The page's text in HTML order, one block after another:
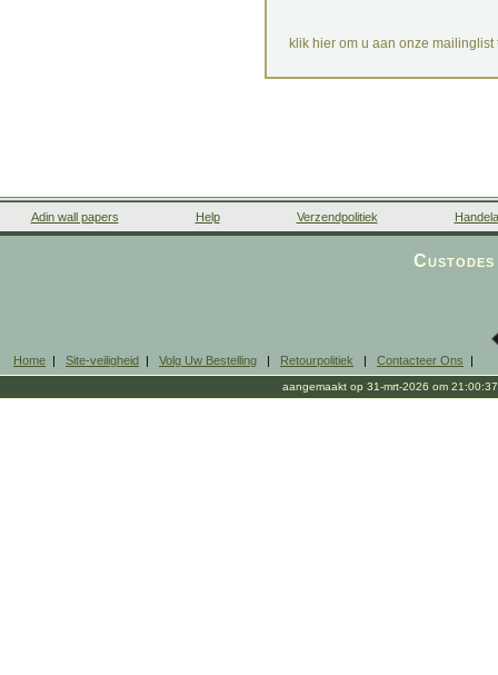
klik hier om u aan onze mailinglist
Adin wall papers Help Verzendpolitiek
Home | Site-veiligheid | Volg Uw Bestelling | Retourpolitiek | Contacteer Ons |
aangemaakt op 31-mrt-2026 om